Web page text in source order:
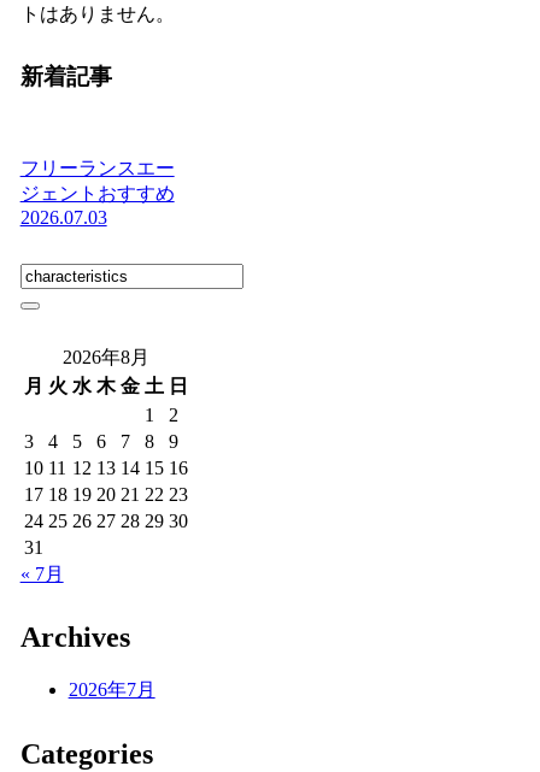
トはありません。
新着記事
フリーランスエー
ジェントおすすめ
2026.07.03
2026年8月
月 火 水 木 金 土 日
1
2
3
4 5 6 7 8
9
10 11 12 13 14 15 16
17 18 19 20 21 22 23
24 25 26 27 28 29 30
31
« 7月
Archives
2026年7月
Categories